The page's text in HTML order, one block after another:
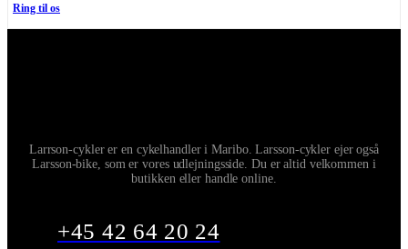
Ring til os
Larrson-cykler er en cykelhandler i Maribo. Larsson-cykler ejer også
Larsson-bike, som er vores udlejningsside. Du er altid velkommen i
butikken eller handle online.
+45 42 64 20 24